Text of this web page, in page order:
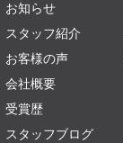
お知らせ
スタッフ紹介
お客様の声
会社概要
受賞歴
スタッフブログ